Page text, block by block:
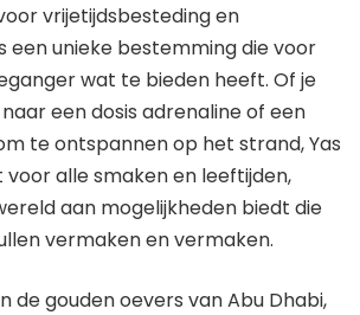
vrijetijdsbesteding en
een unieke bestemming die voor
wat te bieden heeft. Of je
een dosis adrenaline of een
te ontspannen op het strand, Yas
voor alle smaken en leeftijden,
aan mogelijkheden biedt die
vermaken en vermaken.
de gouden oevers van Abu Dhabi,